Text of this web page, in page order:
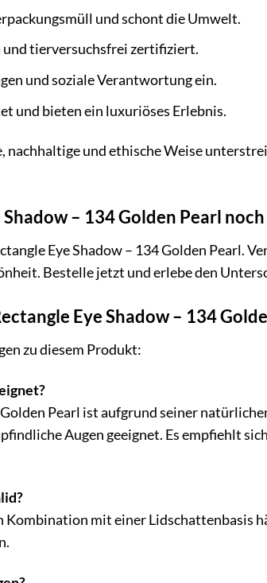
und schont die Umwelt.
und tierversuchsfrei zertifiziert.
und soziale Verantwortung ein.
und bieten ein luxuriöses Erlebnis.
und ethische Weise
– 134 Golden Pearl
Eye Shadow – 134 Golden Pearl.
Bestelle jetzt und erlebe den
Eye Shadow – 134
zu diesem Produkt:
Pearl ist aufgrund seiner
Augen geeignet. Es empfiehlt
mit einer Lidschattenbasis